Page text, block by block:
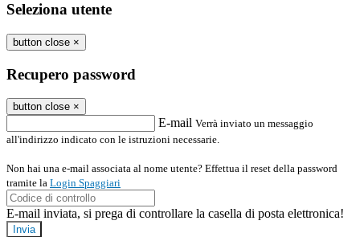
Seleziona utente
button close ×
Recupero password
button close ×
E-mail Verrà inviato un messaggio
all'indirizzo indicato con le istruzioni necessarie.
Non hai una e-mail associata al nome utente? Effettua il reset della password
tramite la Login Spaggiari
E-mail inviata, si prega di controllare la casella di posta elettronica!